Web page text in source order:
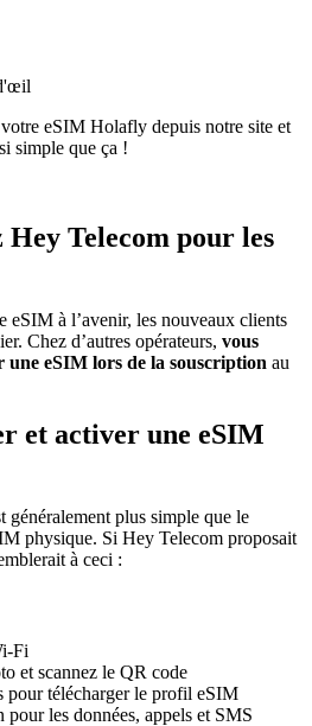
eSIM Holafly depuis notre site et
simple que ça !
Telecom pour les
eSIM à l’avenir, les nouveaux clients
Chez d’autres opérateurs, vous
une eSIM lors de la souscription au
et activer une eSIM
généralement plus simple que le
physique. Si Hey Telecom proposait
à ceci :
Fi
et scannez le QR code
pour télécharger le profil eSIM
les données, appels et SMS